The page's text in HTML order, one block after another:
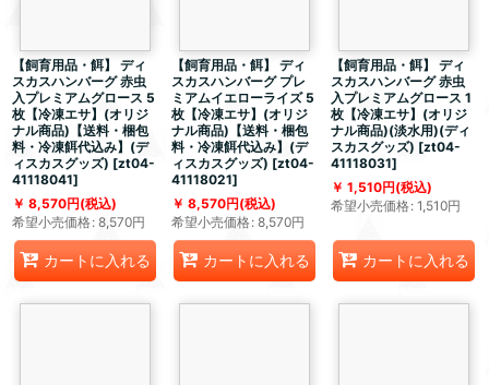
【飼育用品・餌】 ディ
スカスハンバーグ 赤虫
入プレミアムグロース 5
枚【冷凍エサ】(オリジ
ナル商品)【送料・梱包
料・冷凍餌代込み】(デ
ィスカスグッズ) [zt04-
41118041]
8,570円(税込)
希望小売価格: 8,570円
カートに入れる
【飼育用品・餌】 ディ
スカスハンバーグ プレ
ミアムイエローライズ 5
枚【冷凍エサ】(オリジ
ナル商品)【送料・梱包
料・冷凍餌代込み】(デ
ィスカスグッズ) [zt04-
41118021]
8,570円(税込)
希望小売価格: 8,570円
カートに入れる
【飼育用品・餌】 ディ
スカスハンバーグ 赤虫
入プレミアムグロース 1
枚【冷凍エサ】(オリジ
ナル商品)(淡水用)(ディ
スカスグッズ) [zt04-
41118031]
1,510円(税込)
希望小売価格: 1,510円
カートに入れる